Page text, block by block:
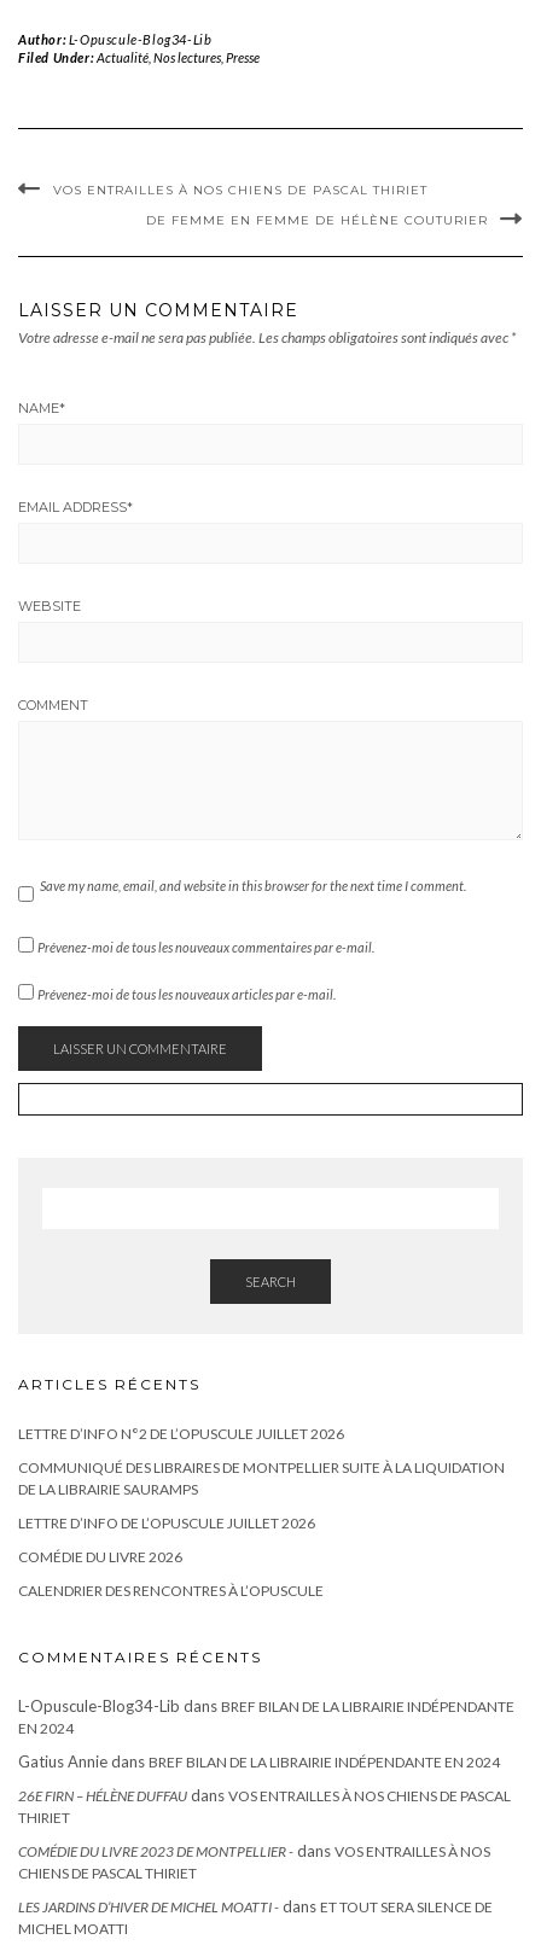
Author:L-Opuscule-Blog34-Lib
Filed Under:Actualité, Nos lectures, Presse
VOS ENTRAILLES À NOS CHIENS DE PASCAL THIRIET
DE FEMME EN FEMME DE HÉLÈNE COUTURIER
LAISSER UN COMMENTAIRE
Votre adresse e-mail ne sera pas publiée. Les champs obligatoires sont indiqués avec *
NAME*
EMAIL ADDRESS*
WEBSITE
COMMENT
Save my name, email, and website in this browser for the next time I comment.
Prévenez-moi de tous les nouveaux commentaires par e-mail.
Prévenez-moi de tous les nouveaux articles par e-mail.
SEARCH
ARTICLES RÉCENTS
LETTRE D’INFO N°2 DE L’OPUSCULE JUILLET 2026
COMMUNIQUÉ DES LIBRAIRES DE MONTPELLIER SUITE À LA LIQUIDATION
DE LA LIBRAIRIE SAURAMPS
LETTRE D’INFO DE L’OPUSCULE JUILLET 2026
COMÉDIE DU LIVRE 2026
CALENDRIER DES RENCONTRES À L’OPUSCULE
COMMENTAIRES RÉCENTS
L-Opuscule-Blog34-Lib dans BREF BILAN DE LA LIBRAIRIE INDÉPENDANTE
EN 2024
Gatius Anniedans BREF BILAN DE LA LIBRAIRIE INDÉPENDANTE EN 2024
26E FIRN – HÉLÈNE DUFFAU dans VOS ENTRAILLES À NOS CHIENS DE PASCAL
THIRIET
COMÉDIE DU LIVRE 2023 DE MONTPELLIER - dans VOS ENTRAILLES À NOS
CHIENS DE PASCAL THIRIET
LES JARDINS D’HIVER DE MICHEL MOATTI - dans ET TOUT SERA SILENCE DE
MICHEL MOATTI